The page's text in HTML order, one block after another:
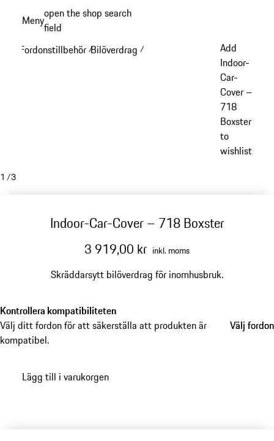
Menyopen the shop search
field
Fordonstillbehör /Bilöverdrag /
Add
Indoor-
Car-
Cover –
718
Boxster
to
wishlist
1 /3
Indoor-Car-Cover – 718 Boxster
3 919,00 kr inkl. moms
Skräddarsytt bilöverdrag för inomhusbruk.
Kontrollera kompatibiliteten
Välj ditt fordon för att säkerställa att produkten är
kompatibel.
Välj fordon
Välj fordon
Lägg till i varukorgen